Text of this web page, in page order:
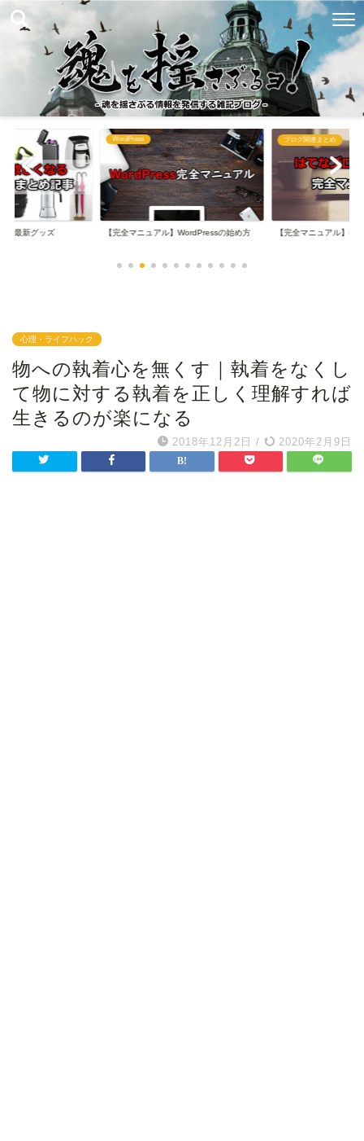
る最新グッズ
WordPress
【完全マニュアル】WordPressの始め方
ブログ関連まとめ
【完全マニュアル】は
心理・ライフハック
物への執着心を無くす｜執着をなくし
て物に対する執着を正しく理解すれば
生きるのが楽になる
2018年12月2日 / 2020年2月9日